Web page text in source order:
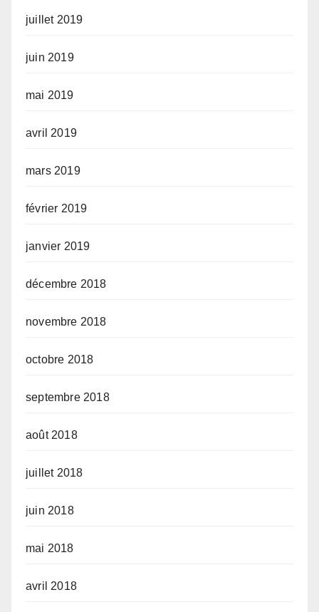
juillet 2019
juin 2019
mai 2019
avril 2019
mars 2019
février 2019
janvier 2019
décembre 2018
novembre 2018
octobre 2018
septembre 2018
août 2018
juillet 2018
juin 2018
mai 2018
avril 2018